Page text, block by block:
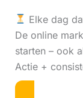
Elke dag
De online
starten – ook
Actie +